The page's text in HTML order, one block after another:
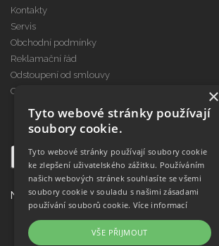
Kontakty
Servis
Obchodní podmínky
Reklamační řád
Odstoupení od smlouvy
Cookies
Najdete nás na
×
Tyto webové stránky používají
soubory cookie.
Tyto webové stránky používají soubory cookie
ke zlepšení uživatelského zážitku. Používáním
našich webových stránek souhlasíte se všemi
soubory cookie v souladu s našimi zásadami
používání souborů cookie. Více informací
VŠE PŘIJMOUT